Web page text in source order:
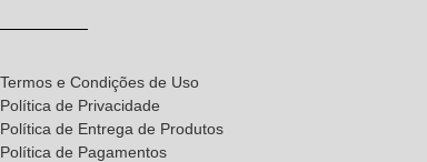
Termos e Condições de Uso
Política de Privacidade
Política de Entrega de Produtos
Política de Pagamentos